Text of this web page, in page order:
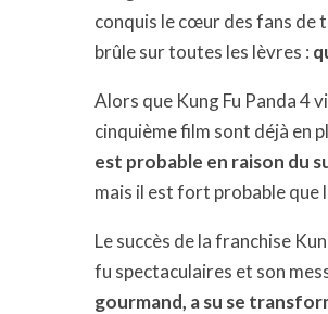
conquis le cœur des fans de
brûle sur toutes les lèvres :
Alors que Kung Fu Panda 4
cinquième film sont déjà en
est probable en raison du
mais il est fort probable que
Le succès de la franchise
fu spectaculaires et son
gourmand, a su se